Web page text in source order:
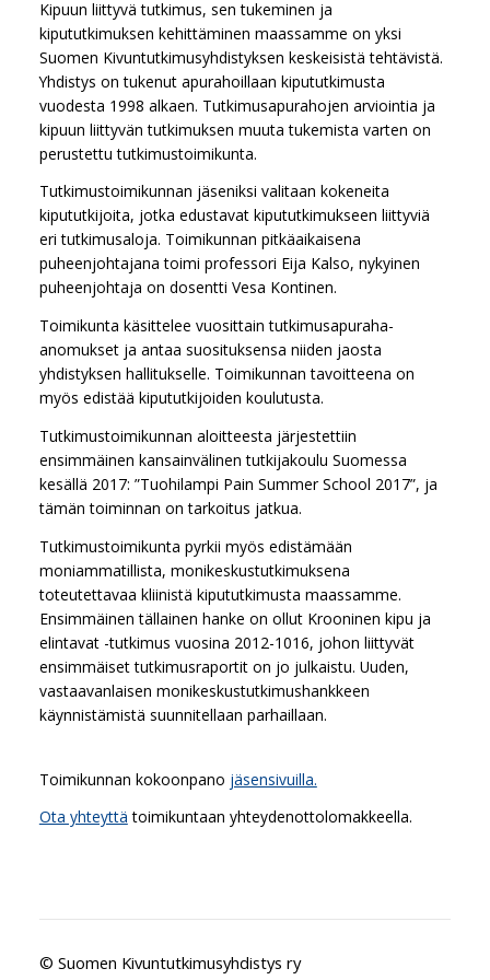
Kipuun liittyvä tutkimus, sen tukeminen ja
kipututkimuksen kehittäminen maassamme on yksi
Suomen Kivuntutkimusyhdistyksen keskeisistä tehtävistä.
Yhdistys on tukenut apurahoillaan kipututkimusta
vuodesta 1998 alkaen. Tutkimusapurahojen arviointia ja
kipuun liittyvän tutkimuksen muuta tukemista varten on
perustettu tutkimustoimikunta.
Tutkimustoimikunnan jäseniksi valitaan kokeneita
kipututkijoita, jotka edustavat kipututkimukseen liittyviä
eri tutkimusaloja. Toimikunnan pitkäaikaisena
puheenjohtajana toimi professori Eija Kalso, nykyinen
puheenjohtaja on dosentti Vesa Kontinen.
Toimikunta käsittelee vuosittain tutkimusapuraha-
anomukset ja antaa suosituksensa niiden jaosta
yhdistyksen hallitukselle. Toimikunnan tavoitteena on
myös edistää kipututkijoiden koulutusta.
Tutkimustoimikunnan aloitteesta järjestettiin
ensimmäinen kansainvälinen tutkijakoulu Suomessa
kesällä 2017: ”Tuohilampi Pain Summer School 2017”, ja
tämän toiminnan on tarkoitus jatkua.
Tutkimustoimikunta pyrkii myös edistämään
moniammatillista, monikeskustutkimuksena
toteutettavaa kliinistä kipututkimusta maassamme.
Ensimmäinen tällainen hanke on ollut Krooninen kipu ja
elintavat -tutkimus vuosina 2012-1016, johon liittyvät
ensimmäiset tutkimusraportit on jo julkaistu. Uuden,
vastaavanlaisen monikeskustutkimushankkeen
käynnistämistä suunnitellaan parhaillaan.
Toimikunnan kokoonpano jäsensivuilla.
Ota yhteyttä toimikuntaan yhteydenottolomakkeella.
© Suomen Kivuntutkimusyhdistys ry